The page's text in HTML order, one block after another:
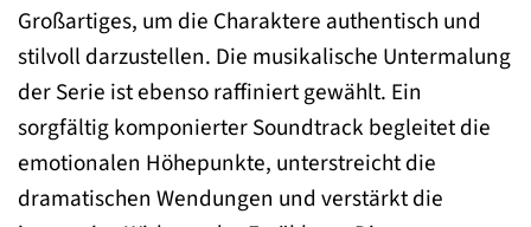
Großartiges, um die Charaktere authentisch und
stilvoll darzustellen. Die musikalische Untermalung
der Serie ist ebenso raffiniert gewählt. Ein
sorgfältig komponierter Soundtrack begleitet die
emotionalen Höhepunkte, unterstreicht die
dramatischen Wendungen und verstärkt die